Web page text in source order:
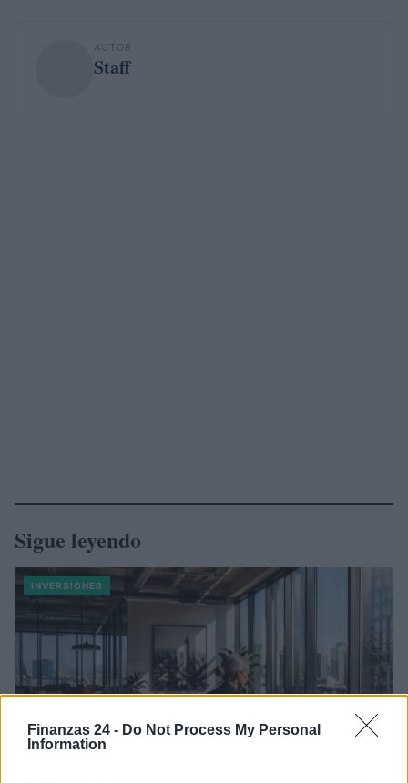
Finanzas 24 - Do Not Process My Personal
Information
AUTOR
Staff
Sigue leyendo
INVERSIONES